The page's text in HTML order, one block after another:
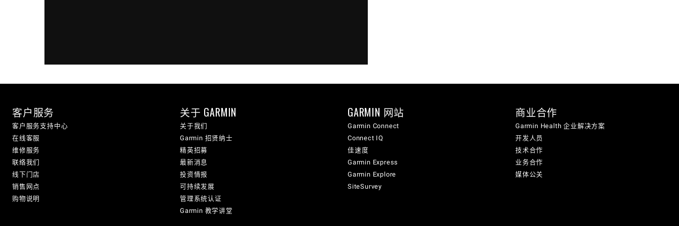
客户服务
客户服务支持中心
在线客服
维修服务
联络我们
线下门店
销售网点
购物说明
关于 GARMIN
关于我们
Garmin 招贤纳士
精英招募
最新消息
投资情报
可持续发展
管理系统认证
Garmin 教学讲堂
GARMIN 网站
Garmin Connect
Connect IQ
佳速度
Garmin Express
Garmin Explore
SiteSurvey
商业合作
Garmin Health 企业解决方案
开发人员
技术合作
业务合作
媒体公关